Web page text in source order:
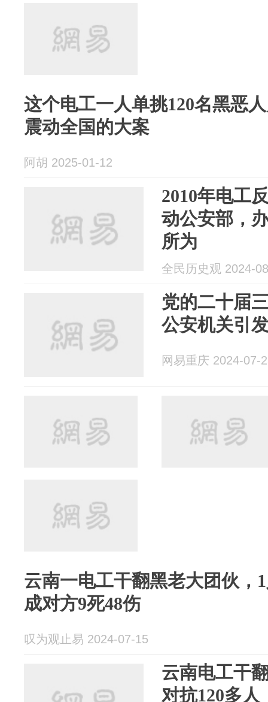
这个电工一人单挑120名黑恶
震动全国的大案
阿胡 2025-01-12
2010年电工
动公安部，
所为
全民历史观 2024-
党的二十届
公安机关引
网易重庆 2024-07-
云南一电工干翻黑老大团伙，
成对方9死48伤
叹为观止易 2024-07-15
云南电工干
对抗120多人